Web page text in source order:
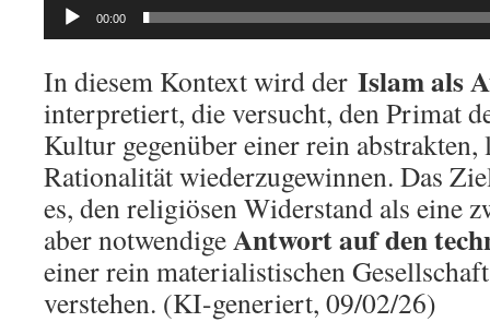
00:00
In diesem Kontext wird der Islam als
interpretiert, die versucht, den Primat
Kultur gegenüber einer rein
Rationalität wiederzugewinnen. Das
es, den religiösen Widerstand als eine
aber notwendigeAntwort auf den
einer rein materialistischen
verstehen. (KI-generiert, 09/02/26)